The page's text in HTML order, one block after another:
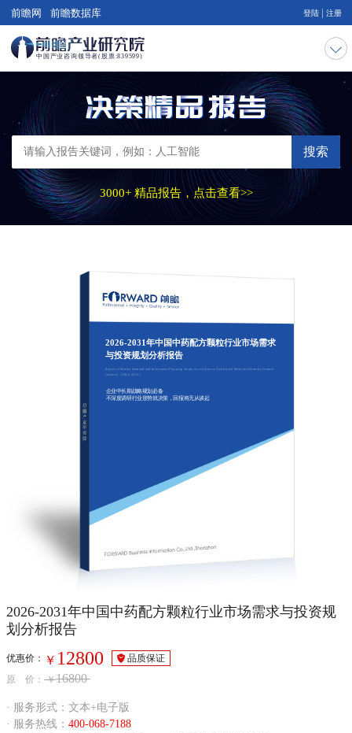
前瞻网 前瞻数据库 登陆 注册
搜索
3000+ 精品报告，点击查看>>
2026-2031年中国中药配方颗粒行业市场需求
与投资规划分析报告
Report of Market Demand and Investment Planning Analysis on Chinese Traditional Medicine Formula Granule
Industry（2026-2031）
企业中长期战略规划必备
不深度调研行业形势就决策，回报将无从谈起
2026-2031年中国中药配方颗粒行业市场需求与投资规
划分析报告
优惠价： ￥ 12800
品质保证
原 价： ￥16800
· 服务形式：文本+电子版
· 服务热线： 400-068-7188